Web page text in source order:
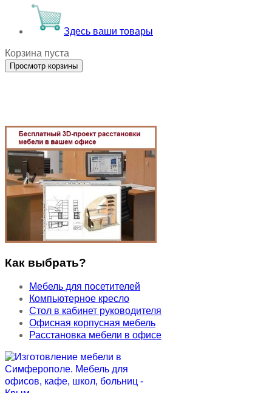
Здесь ваши товары
Корзина пуста
Как выбрать?
Мебель для посетителей
Компьютерное кресло
Стол в кабинет руководителя
Офисная корпусная мебель
Расстановка мебели в офисе